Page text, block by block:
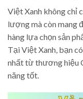
Việt Xanh không chỉ
lượng mà còn mang
hàng lựa chọn sản
Tại Việt Xanh, bạn
nhất từ thương hiệu
năng tốt.